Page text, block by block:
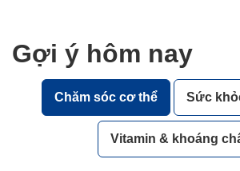
Gợi ý hôm nay
Chăm sóc cơ thể Sức
Vitamin & khoáng